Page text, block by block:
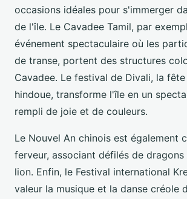
occasions idéales pour s'immerger
de l'île. Le Cavadee Tamil, par
événement spectaculaire où les
de transe, portent des structures
Cavadee. Le festival de Divali, la
hindoue, transforme l'île en un
rempli de joie et de couleurs.
Le Nouvel An chinois est également
ferveur, associant défilés de dragons
lion. Enfin, le Festival international
valeur la musique et la danse créole